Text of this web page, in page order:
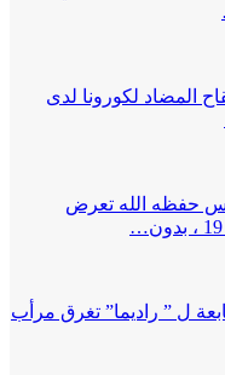
المضاد لكورونا لدى
حفظه الله تعرض
ل ” راديما” تغرق مرأب